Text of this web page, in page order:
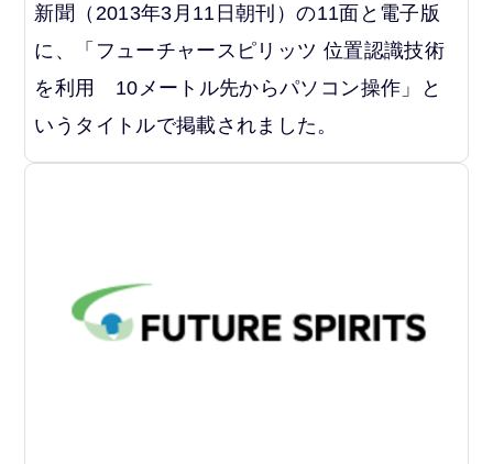
新聞（2013年3月11日朝刊）の11面と電子版
に、「フューチャースピリッツ 位置認識技術
を利用 10メートル先からパソコン操作」と
いうタイトルで掲載されました。